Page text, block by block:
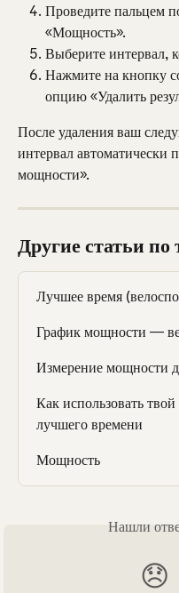
Проведите пальцем
«Мощность».
Выберите интервал,
Нажмите на кнопку
опцию «Удалить
После удаления ваш
интервал автоматически
мощности».
Другие статьи по
Лучшее время
График мощности —
Измерение мощности
Как использовать
лучшего времени
Мощность
Нашли
😞